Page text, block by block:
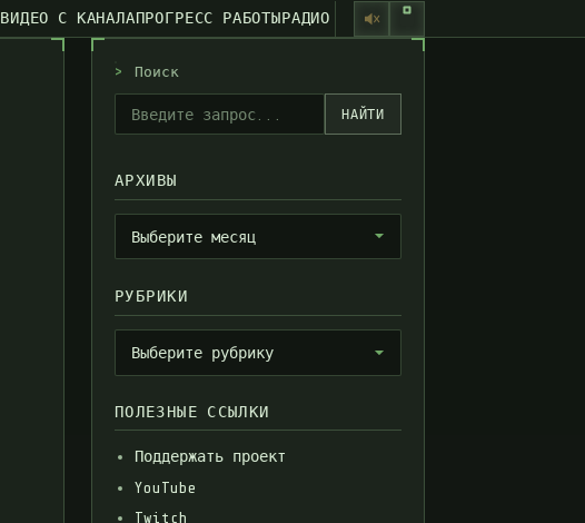
ВИДЕО С КАНАЛАПРОГРЕСС РАБОТЫРАДИО
> Поиск
НАЙТИ
АРХИВЫ
Архивы
Выберите месяц
РУБРИКИ
Рубрики
Выберите рубрику
ПОЛЕЗНЫЕ ССЫЛКИ
Поддержать проект
YouTube
Twitch